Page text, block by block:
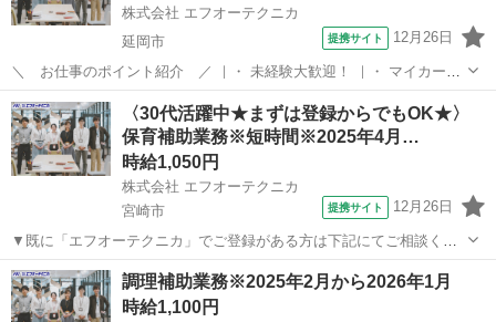
株式会社 エフオーテクニカ
延岡市
提携サイト 12月26日
＼ お仕事のポイント紹介 ／ ｜・ 未経験大歓迎！ ｜・ マイカー通
勤OK/交通費支給(規定あり)！ ｜・ お友達紹介手当あり！ ｜・ 簡単作
業(軽作業)！ ｜・ 安心のフォロー体制！ ｜・ 週払いOK！急な出費に
も対応可能...
宮崎 延岡市 その他
〈30代活躍中★まずは登録からでもOK★〉
保育補助業務※短時間※2025年4月…
時給1,050円
株式会社 エフオーテクニカ
宮崎市
提携サイト 12月26日
▼既に「エフオーテクニカ」でご登録がある方は下記にてご相談くだ
さい ▼ 電話番号 ：0120-606-656（フリーダイヤル） お仕事ナ
ンバー：1727146 ※複数案件へ応募されますと社内確認等によりご連
絡が遅くなって...
宮崎 宮崎市 その他
調理補助業務※2025年2月から2026年1月
時給1,100円